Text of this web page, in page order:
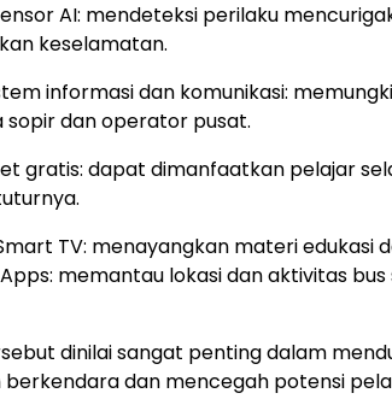
AI: mendeteksi perilaku
keselamatan.
informasi dan komunikasi:
dan operator pusat.
gratis: dapat dimanfaatkan pelajar
TV: menayangkan materi edukasi
memantau lokasi dan aktivitas
dinilai sangat penting dalam
dan mencegah potensi